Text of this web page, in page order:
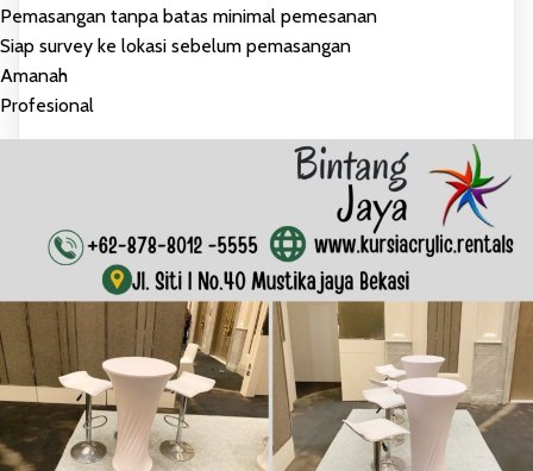
Pemasangan tanpa batas minimal pemesanan
Siap survey ke lokasi sebelum pemasangan
Amanah
Profesional